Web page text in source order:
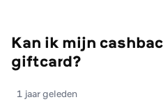
Kan ik mijn
giftcard?
1 jaar geleden